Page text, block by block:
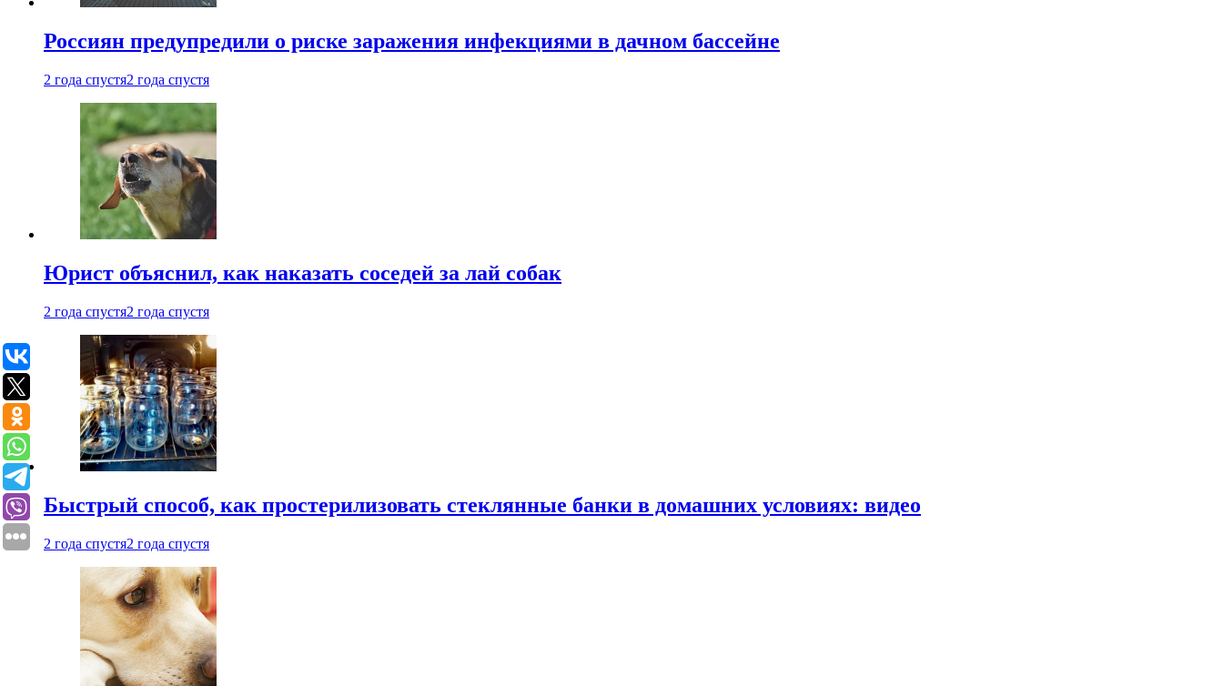
Россиян предупредили о риске заражения инфекциями в дачном бассейне
2 года спустя2 года спустя
Юрист объяснил, как наказать соседей за лай собак
2 года спустя2 года спустя
Быстрый способ, как простерилизовать стеклянные банки в домашних условиях: видео
2 года спустя2 года спустя